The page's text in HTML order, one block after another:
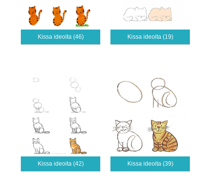
Kissa ideoita (46) Kissa ideoita (19)
Kissa ideoita (42) Kissa ideoita (39)